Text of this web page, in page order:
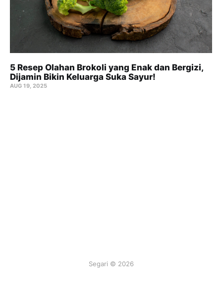
5 Resep Olahan Brokoli yang Enak dan Bergizi,
Dijamin Bikin Keluarga Suka Sayur!
AUG 19, 2025
Segari © 2026